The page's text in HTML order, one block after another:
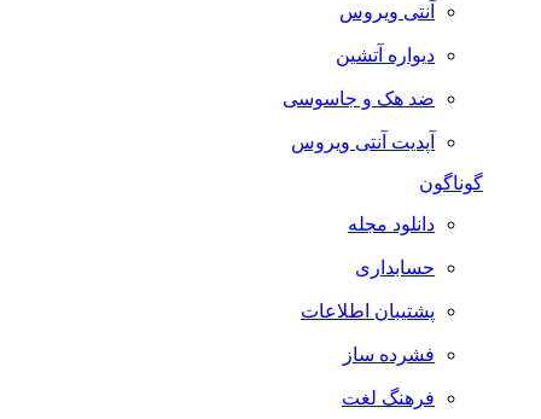
آنتی ویروس
دیواره آتشین
ضد هک و جاسوسی
آپدیت آنتی ویروس
گوناگون
دانلود مجله
حسابداری
پشتیبان اطلاعات
فشرده ساز
فرهنگ لغت